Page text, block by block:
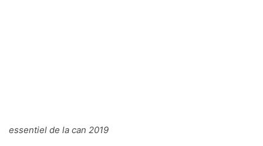
essentiel de la can 2019